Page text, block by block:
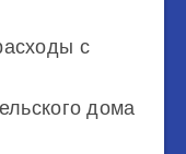
с
дома